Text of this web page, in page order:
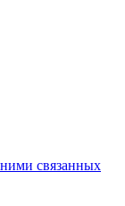
связанных